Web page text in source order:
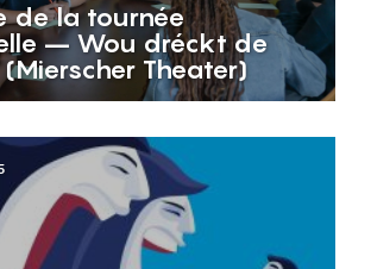
de la tournée
– Wou dréckt de
(Mierscher Theater)